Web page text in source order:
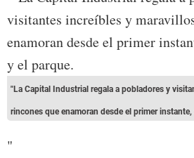
"La Capital Industrial regala a pobladores y
rincones que enamoran desde el primer
"